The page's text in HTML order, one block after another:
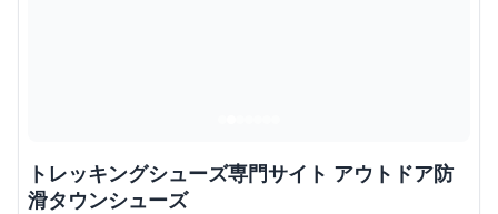
トレッキングシューズ専門サイト アウトドア防
滑タウンシューズ